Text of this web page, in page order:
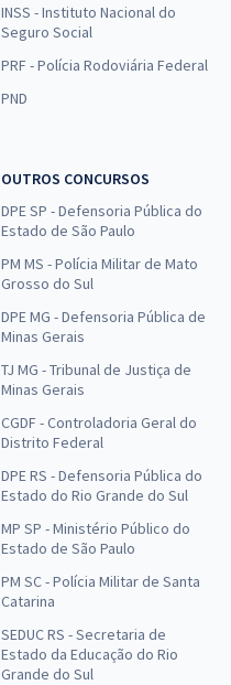
INSS - Instituto Nacional do
Seguro Social
PRF - Polícia Rodoviária Federal
PND
OUTROS CONCURSOS
DPE SP - Defensoria Pública do
Estado de São Paulo
PM MS - Polícia Militar de Mato
Grosso do Sul
DPE MG - Defensoria Pública de
Minas Gerais
TJ MG - Tribunal de Justiça de
Minas Gerais
CGDF - Controladoria Geral do
Distrito Federal
DPE RS - Defensoria Pública do
Estado do Rio Grande do Sul
MP SP - Ministério Público do
Estado de São Paulo
PM SC - Polícia Militar de Santa
Catarina
SEDUC RS - Secretaria de
Estado da Educação do Rio
Grande do Sul